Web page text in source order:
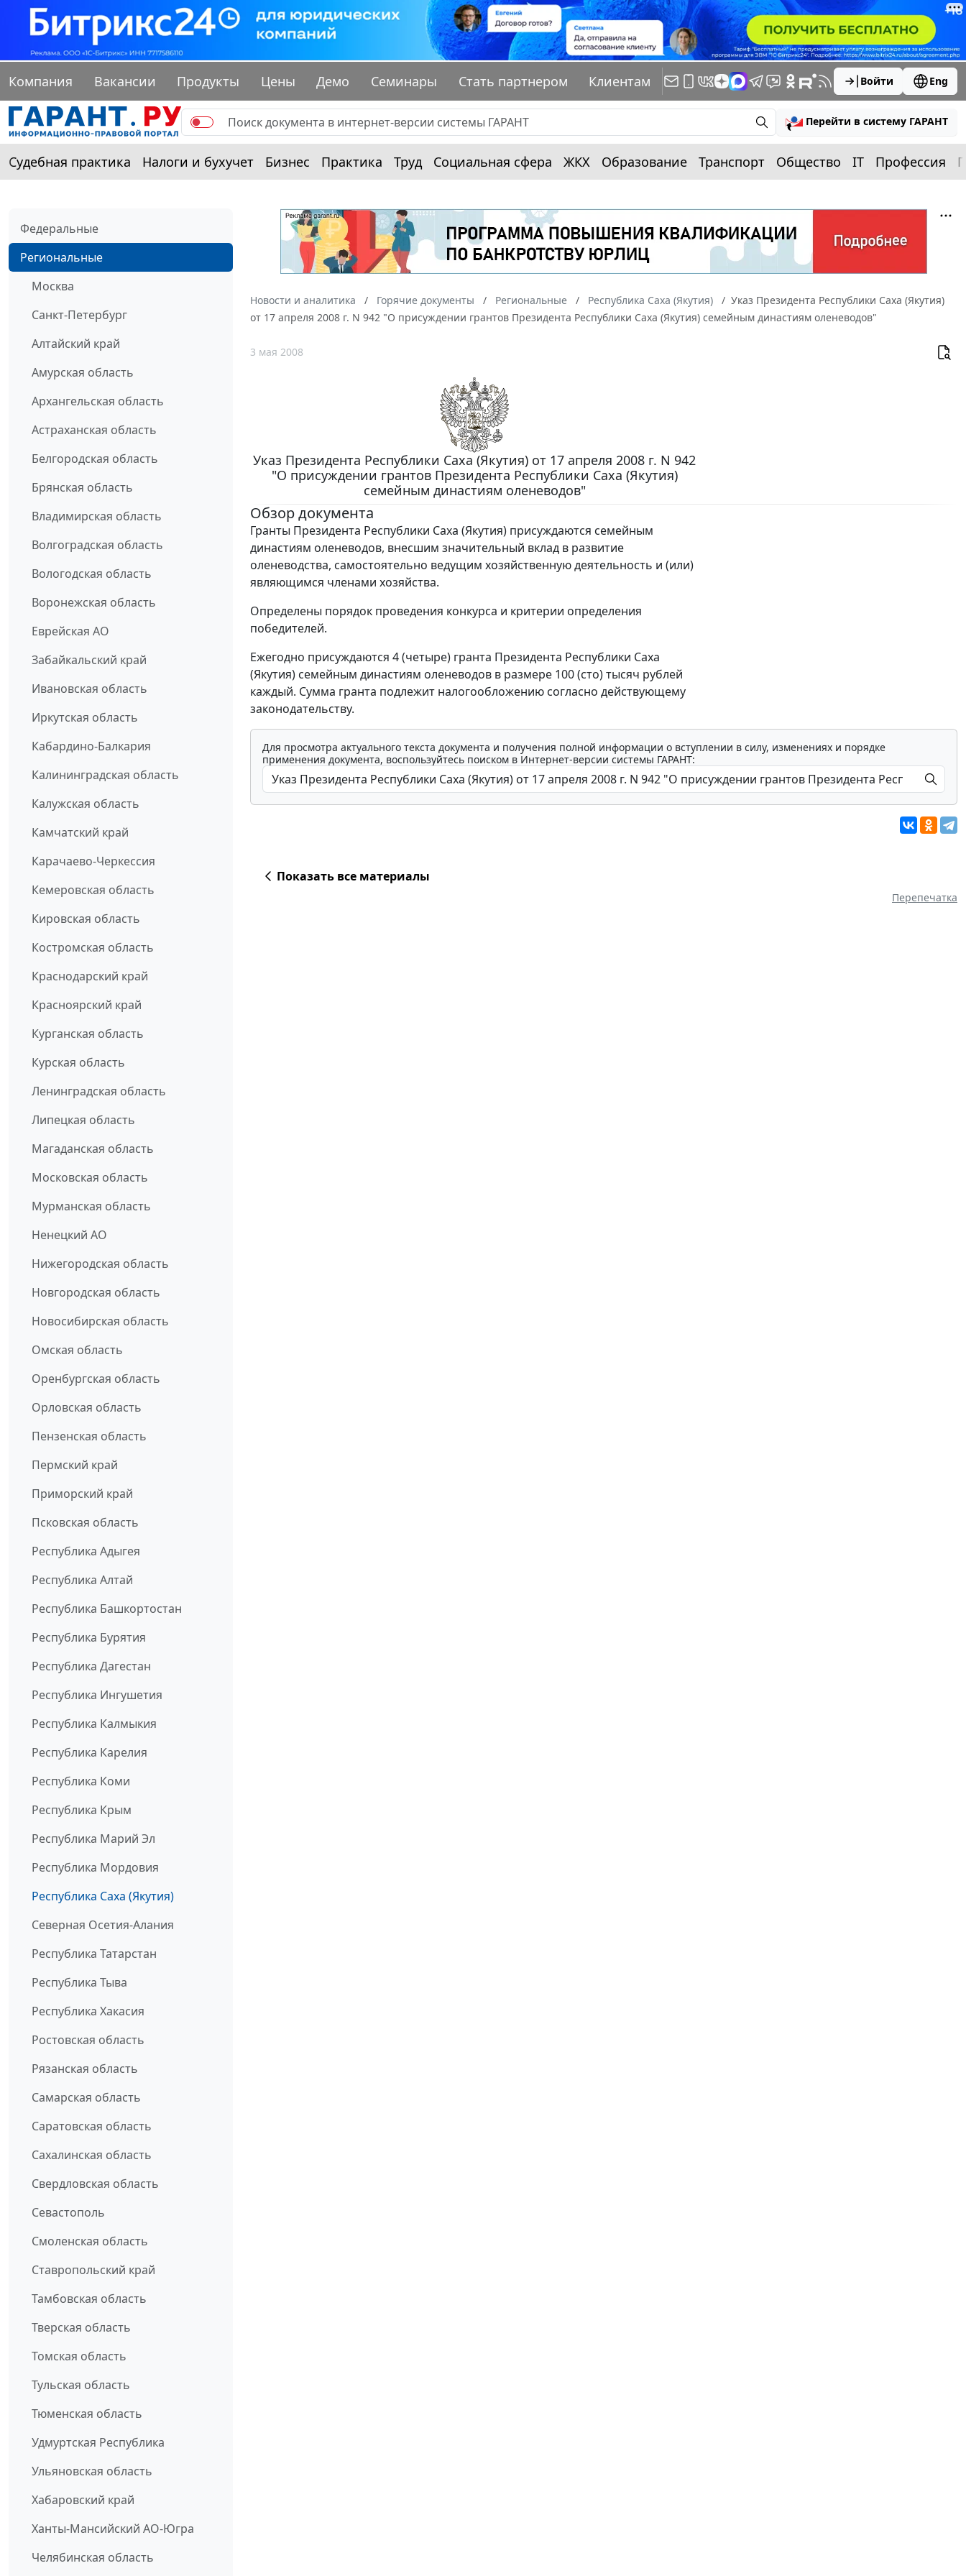
Компания Вакансии Продукты Цены Демо Семинары Стать партнером Клиентам Войти Eng
Перейти в систему ГАРАНТ
Судебная практика Налоги и бухучет Бизнес Практика Труд Социальная сфера ЖКХ Образование Транспорт Общество IT Профессия
Федеральные
Региональные
Москва
Санкт-Петербург
Алтайский край
Амурская область
Архангельская область
Астраханская область
Белгородская область
Брянская область
Владимирская область
Волгоградская область
Вологодская область
Воронежская область
Еврейская АО
Забайкальский край
Ивановская область
Иркутская область
Кабардино-Балкария
Калининградская область
Калужская область
Камчатский край
Карачаево-Черкессия
Кемеровская область
Кировская область
Костромская область
Краснодарский край
Красноярский край
Курганская область
Курская область
Ленинградская область
Липецкая область
Магаданская область
Московская область
Мурманская область
Ненецкий АО
Нижегородская область
Новгородская область
Новосибирская область
Омская область
Оренбургская область
Орловская область
Пензенская область
Пермский край
Приморский край
Псковская область
Республика Адыгея
Республика Алтай
Республика Башкортостан
Республика Бурятия
Республика Дагестан
Республика Ингушетия
Республика Калмыкия
Республика Карелия
Республика Коми
Республика Крым
Республика Марий Эл
Республика Мордовия
Республика Саха (Якутия)
Северная Осетия-Алания
Республика Татарстан
Республика Тыва
Республика Хакасия
Ростовская область
Рязанская область
Самарская область
Саратовская область
Сахалинская область
Свердловская область
Севастополь
Смоленская область
Ставропольский край
Тамбовская область
Тверская область
Томская область
Тульская область
Тюменская область
Удмуртская Республика
Ульяновская область
Хабаровский край
Ханты-Мансийский АО-Югра
Челябинская область
Новости и аналитика Горячие документы Региональные Республика Саха (Якутия)
Указ Президента Республики Саха (Якутия)
от 17 апреля 2008 г. N 942 "О присуждении грантов Президента Республики Саха (Якутия) семейным династиям оленеводов"
3 мая 2008
Указ Президента Республики Саха (Якутия) от 17 апреля 2008 г. N 942
"О присуждении грантов Президента Республики Саха (Якутия)
семейным династиям оленеводов"
Обзор документа
Гранты Президента Республики Саха (Якутия) присуждаются семейным
династиям оленеводов, внесшим значительный вклад в развитие
оленеводства, самостоятельно ведущим хозяйственную деятельность и (или)
являющимся членами хозяйства.
Определены порядок проведения конкурса и критерии определения
победителей.
Ежегодно присуждаются 4 (четыре) гранта Президента Республики Саха
(Якутия) семейным династиям оленеводов в размере 100 (сто) тысяч рублей
каждый. Сумма гранта подлежит налогообложению согласно действующему
законодательству.
Для просмотра актуального текста документа и получения полной информации о вступлении в силу, изменениях и порядке
применения документа, воспользуйтесь поиском в Интернет-версии системы ГАРАНТ:
Показать все материалы
Перепечатка